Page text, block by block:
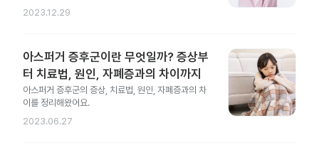
2023.12.29
아스퍼거 증후군이란 무엇일까? 증상부
터 치료법, 원인, 자폐증과의 차이까지
아스퍼거 증후군의 증상, 치료법, 원인, 자폐증과의 차
이를 정리해왔어요.
2023.06.27